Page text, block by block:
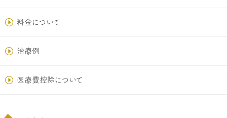
料金について
治療例
医療費控除について